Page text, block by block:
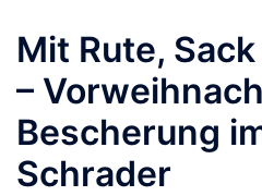
Mit Rute,
–
Bescherung
Schrader